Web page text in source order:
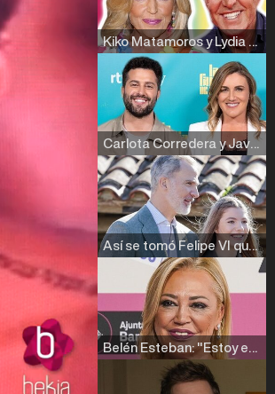
Kiko Matamoros y Lydia Lozano: "Nuestro público es de todas las edades y RTVE tiene un público muy pegado a las novelas, al que tenemos que captar"
Carlota Corredera y Javier de Hoyos: "La tele tiene que representar al público también y aquí están todos los perfiles posibles&quo;
Así se tomó Felipe VI que la Infanta Sofía no quisiera recibir formación militar
Belén Esteban: "Estoy emocionada, muy contenta y muy feliz por llegar a RTVE"